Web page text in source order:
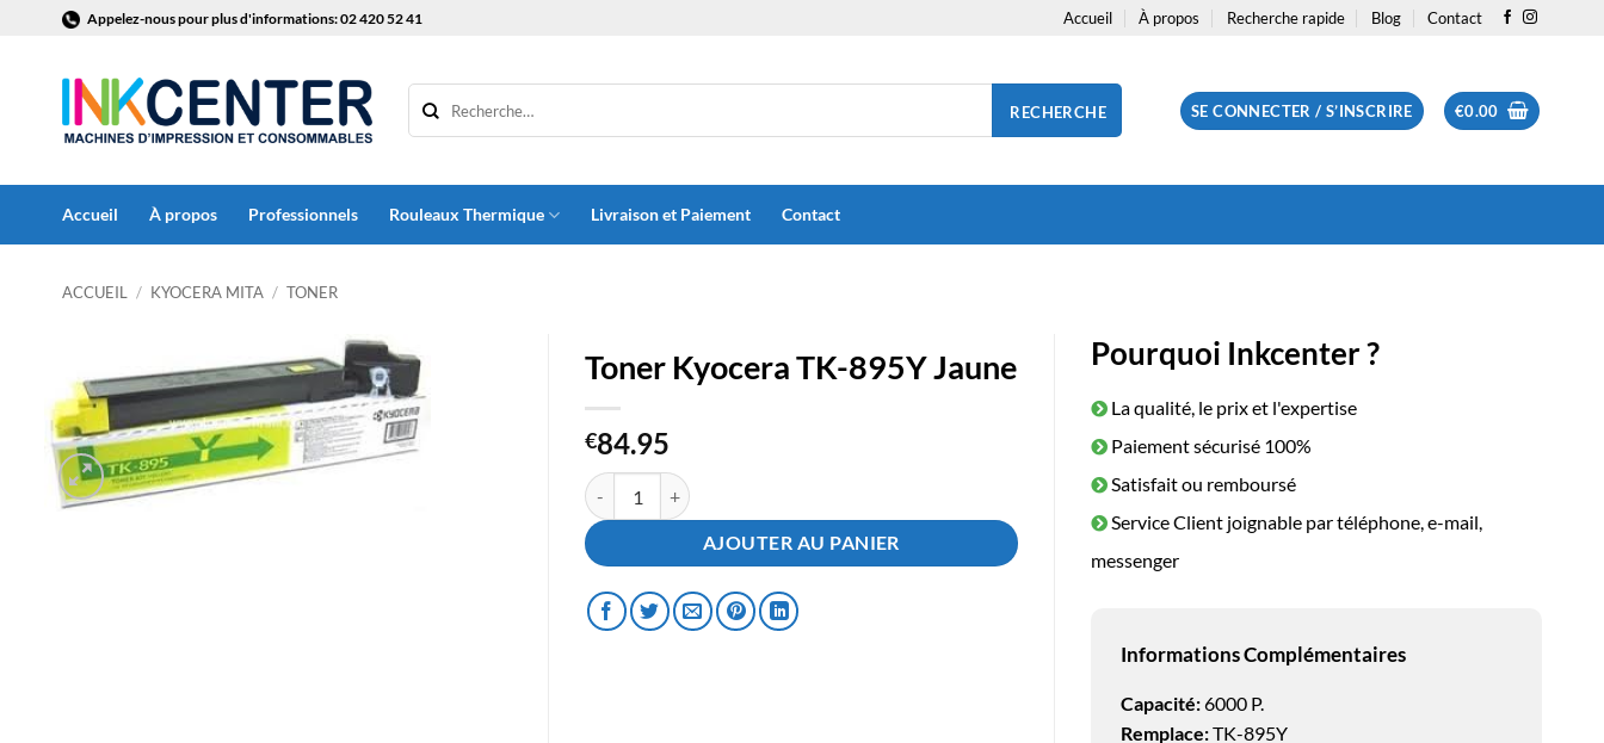
contenu
Appelez-nous pour plus d'informations: 02 420 52 41 Accueil À propos Recherche rapide Blog Contact
RECHERCHE SE CONNECTER / S’INSCRIRE €0.00
Accueil À propos Professionnels Rouleaux Thermique Livraison et Paiement Contact
ACCUEIL / KYOCERA MITA / TONER
Toner Kyocera TK-895Y Jaune
€84.95
quantité de Toner Kyocera TK-895Y Jaune
AJOUTER AU PANIER
Pourquoi Inkcenter ?
La qualité, le prix et l'expertise
Paiement sécurisé 100%
Satisfait ou remboursé
Service Client joignable par téléphone, e-mail,
messenger
Informations Complémentaires
Capacité:6000 P.
Remplace:TK-895Y